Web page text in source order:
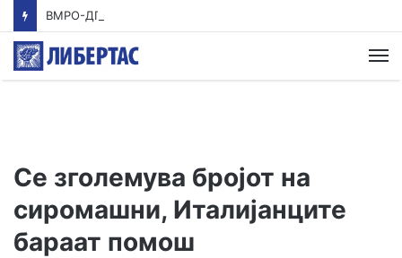
Се зголемува бројот на
сиромашни, Италијанците
бараат помош